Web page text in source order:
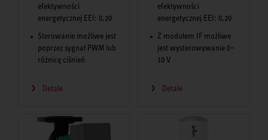
efektywności
energetycznej EEI: 0,20
Sterowanie możliwe jest
poprzez sygnał PWM lub
różnicę ciśnień
Detale
efektywności
energetycznej EEI: 0,20
Z modułem IF możliwe
jest wysterowywanie 0–
10 V
Detale